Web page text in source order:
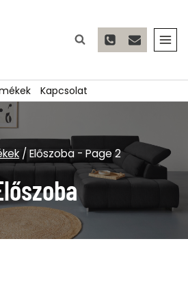
Kapcsolat
/Előszoba - Page 2